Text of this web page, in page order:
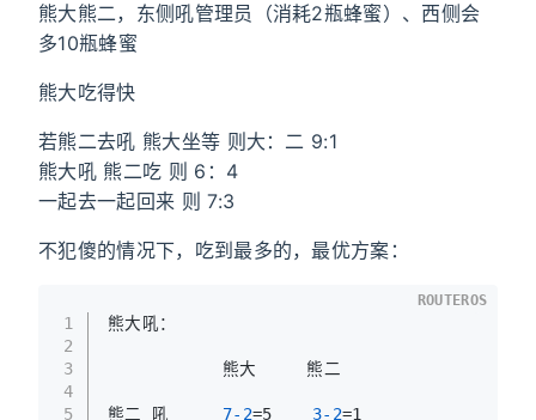
熊大熊二，东侧吼管理员（消耗2瓶蜂蜜）、西侧会
多10瓶蜂蜜
熊大吃得快
若熊二去吼 熊大坐等 则大：二 9:1
熊大吼 熊二吃 则 6：4
一起去一起回来 则 7:3
不犯傻的情况下，吃到最多的，最优方案：
1
2
3
4
5
熊大吼：
  	    	熊大     熊二
7-2=5 3-2=1
ROUTEROS